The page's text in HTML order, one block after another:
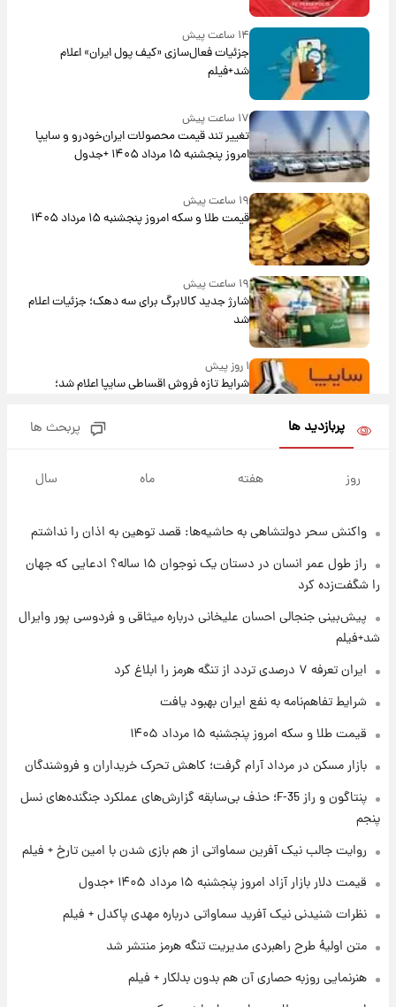
۱۴ ساعت پیش
جزئیات فعال‌سازی «کیف پول ایران» اعلام
شد+فیلم
۱۷ ساعت پیش
تغییر تند قیمت محصولات ایران‌خودرو و سایپا
امروز پنجشنبه ۱۵ مرداد ۱۴۰۵ +جدول
۱۹ ساعت پیش
قیمت طلا و سکه امروز پنجشنبه ۱۵ مرداد ۱۴۰۵
۱۹ ساعت پیش
شارژ جدید کالابرگ برای سه دهک؛ جزئیات اعلام
شد
۱ روز پیش
شرایط تازه فروش اقساطی سایپا اعلام شد؛
قیمت سکه و طلا فردا
۱ روز پیش
۱ روز پیش
ارزش سهام عدالت برای امروز چهارشنبه ۱۴ مرداد
آغاز طرح جدید فروش مشارکت در تولید سایپا؛
سود مشارکت چند درصد است؟
پربازدید ها پربحث ها
روز هفته ماه سال
واکنش سحر دولتشاهی به حاشیه‌ها: قصد توهین به اذان را نداشتم
راز طول عمر انسان در دستان یک نوجوان ۱۵ ساله؟ ادعایی که جهان
را شگفت‌زده کرد
پیش‌بینی جنجالی احسان علیخانی درباره میثاقی و فردوسی پور وایرال
شد+فیلم
ایران تعرفه ۷ درصدی تردد از تنگه هرمز را ابلاغ کرد
شرایط تفاهم‌نامه به نفع ایران بهبود یافت
قیمت طلا و سکه امروز پنجشنبه ۱۵ مرداد ۱۴۰۵
بازار مسکن در مرداد آرام گرفت؛ کاهش تحرک خریداران و فروشندگان
پنتاگون و راز F-35؛ حذف بی‌سابقه گزارش‌های عملکرد جنگنده‌های نسل
پنجم
روایت جالب نیک آفرین سماواتی از هم بازی شدن با امین تارخ + فیلم
قیمت دلار بازار آزاد امروز پنجشنبه ۱۵ مرداد ۱۴۰۵ +جدول
نظرات شنیدنی نیک آفرید سماواتی درباره مهدی پاکدل + فیلم
متن اولیۀ طرح راهبردی مدیریت تنگه هرمز منتشر شد
هنرنمایی روزبه حصاری آن هم بدون بدلکار + فیلم